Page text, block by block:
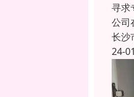
寻求
公司
长沙
24-